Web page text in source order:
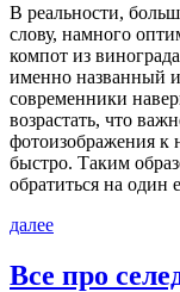
В реальности,
слову, намного
компот из
именно названный
современники
возрастать, что
фотоизображения к
быстро. Таким
обратиться на один
далее
Все про